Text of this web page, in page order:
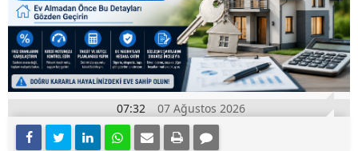
07:32 07 Ağustos 2026